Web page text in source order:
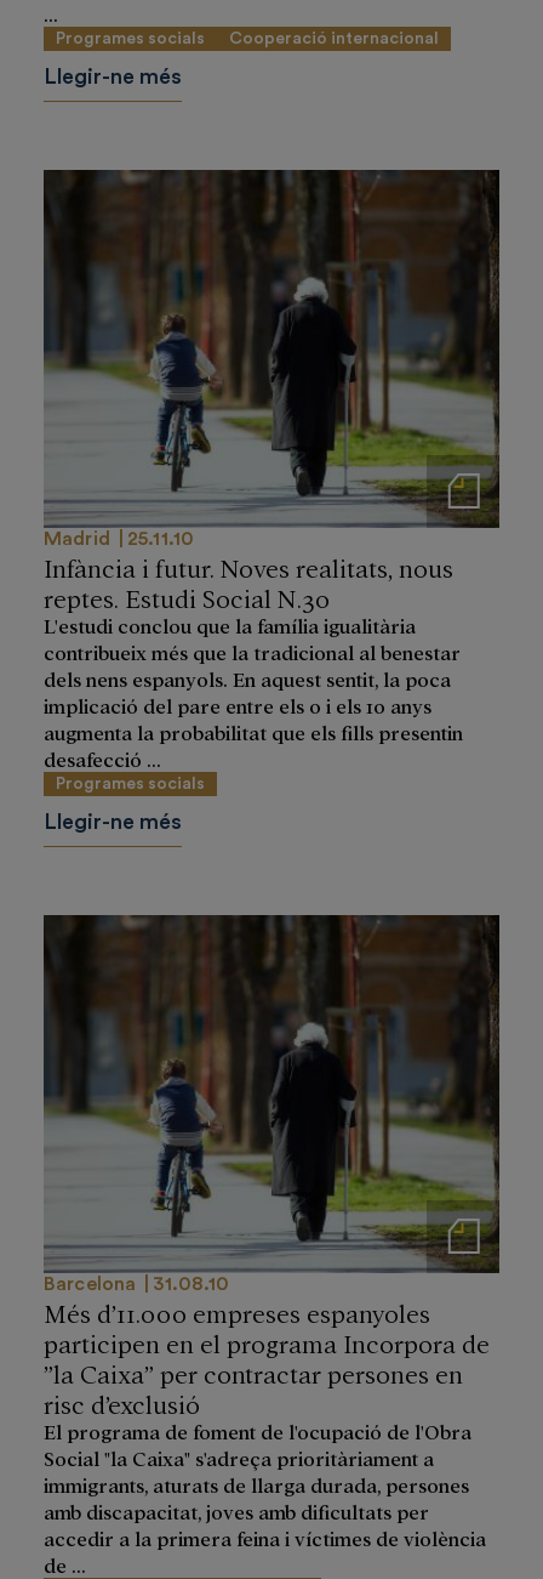
Programes socials Cooperació internacional
Llegir-ne més
Notas de prensa
Madrid 25.11.10
Infància i futur. Noves realitats, nous
reptes. Estudi Social N.30
L'estudi conclou que la família igualitària
contribueix més que la tradicional al benestar
dels nens espanyols. En aquest sentit, la poca
implicació del pare entre els 0 i els 10 anys
augmenta la probabilitat que els fills presentin
desafecció ...
Programes socials
Llegir-ne més
Notas de prensa
Barcelona 31.08.10
Més d’11.000 empreses espanyoles
participen en el programa Incorpora de
”la Caixa” per contractar persones en
risc d’exclusió
El programa de foment de l'ocupació de l'Obra
Social "la Caixa" s'adreça prioritàriament a
immigrants, aturats de llarga durada, persones
amb discapacitat, joves amb dificultats per
accedir a la primera feina i víctimes de violència
de ...